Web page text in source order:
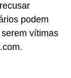
podem
vítimas